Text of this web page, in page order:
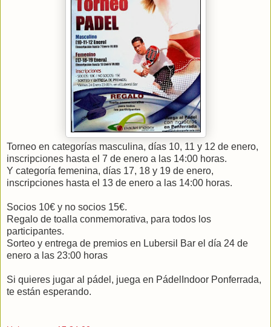
Torneo en categorías masculina, días 10, 11 y 12 de enero,
inscripciones hasta el 7 de enero a las 14:00 horas.
Y categoría femenina, días 17, 18 y 19 de enero,
inscripciones hasta el 13 de enero a las 14:00 horas.
Socios 10€ y no socios 15€.
Regalo de toalla conmemorativa, para todos los
participantes.
Sorteo y entrega de premios en Lubersil Bar el día 24 de
enero a las 23:00 horas
Si quieres jugar al pádel, juega en PádelIndoor Ponferrada,
te están esperando.